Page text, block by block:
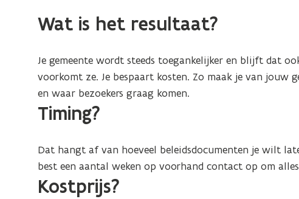
e
i
n
u
w
-
m
a
Wat is het resultaat?
Je gemeente wordt steeds toegankelijker en blijft dat
voorkomt ze. Je bespaart kosten. Zo maak je van jouw
en waar bezoekers graag komen.
Timing?
Dat hangt af van hoeveel beleidsdocumenten je wilt
best een aantal weken op voorhand contact op om
Kostprijs?